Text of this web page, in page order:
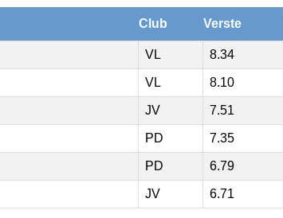
Club Verste
VL 8.34
VL 8.10
JV 7.51
PD 7.35
PD 6.79
JV 6.71